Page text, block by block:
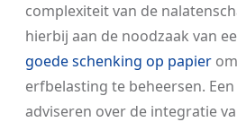
complexiteit van de
hierbij aan de noodzaak van
goede schenking op papier
erfbelasting te beheersen.
adviseren over de integratie